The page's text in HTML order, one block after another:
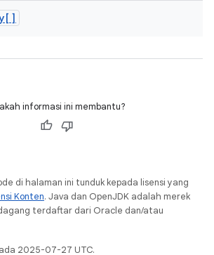
informasi ini membantu?
di halaman ini tunduk kepada lisensi yang
Konten. Java dan OpenJDK adalah merek
terdaftar dari Oracle dan/atau
2025-07-27 UTC.